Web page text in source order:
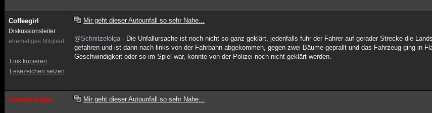
Coffeegirl
Diskussionsleiter
ehemaliges Mitglied
Link kopieren
Lesezeichen setzen
Mir geht dieser Autounfall so sehr Nahe...
@Schnitzelolga- Die Unfallursache ist noch nicht so ganz geklärt, jedenfalls fuhr der Fahrer auf gerader Strecke die
gefahren und ist dann nach links von der Fahrbahn abgekommen, gegen zwei Bäume geprallt und das Fahrzeug ging in
Geschwindigkeit oder so im Spiel war, konnte von der Polizei noch nicht geklärt werden.
Schnitzelolga Mir geht dieser Autounfall so sehr Nahe...